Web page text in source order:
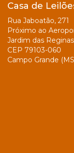
Casa de
Rua Jaboatão, 271
Próximo ao
Jardim das Reginas
CEP 79103-060
Campo Grande